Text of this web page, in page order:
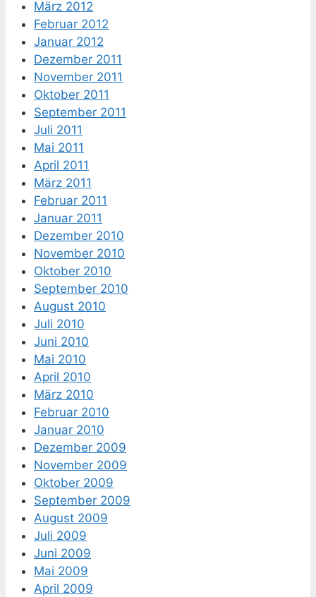
März 2012
Februar 2012
Januar 2012
Dezember 2011
November 2011
Oktober 2011
September 2011
Juli 2011
Mai 2011
April 2011
März 2011
Februar 2011
Januar 2011
Dezember 2010
November 2010
Oktober 2010
September 2010
August 2010
Juli 2010
Juni 2010
Mai 2010
April 2010
März 2010
Februar 2010
Januar 2010
Dezember 2009
November 2009
Oktober 2009
September 2009
August 2009
Juli 2009
Juni 2009
Mai 2009
April 2009